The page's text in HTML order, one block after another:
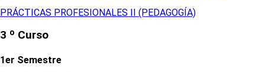
PRÁCTICAS PROFESIONALES II (PEDAGOGÍA)
3 º Curso
1er Semestre